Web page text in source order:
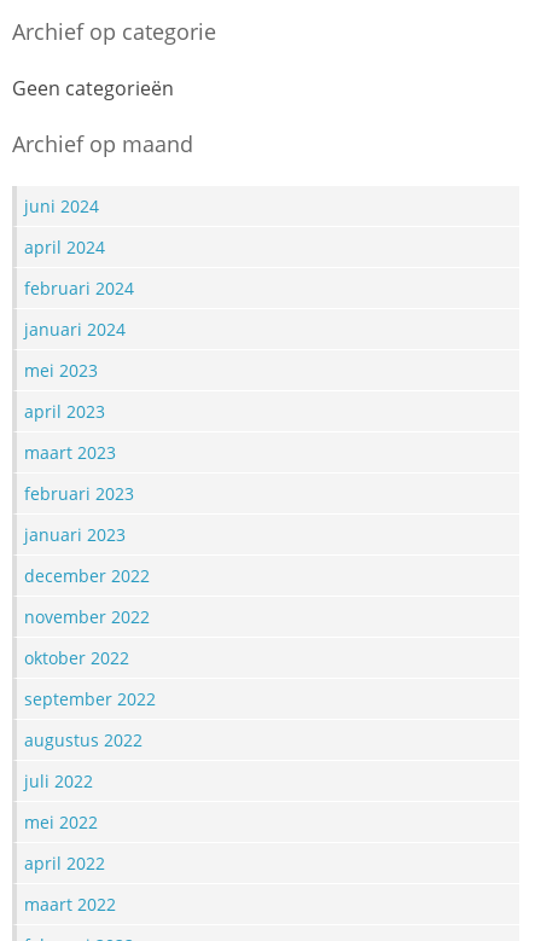
Archief op categorie
Geen categorieën
Archief op maand
juni 2024
april 2024
februari 2024
januari 2024
mei 2023
april 2023
maart 2023
februari 2023
januari 2023
december 2022
november 2022
oktober 2022
september 2022
augustus 2022
juli 2022
mei 2022
april 2022
maart 2022